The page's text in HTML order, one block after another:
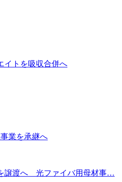
イトを吸収合併へ
業を承継へ
譲渡へ 光ファイバ用母材事…